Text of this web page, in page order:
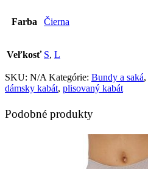
Farba Čierna
Veľkosť S, L
SKU: N/A Kategórie: Bundy a saká,
dámsky kabát, plisovaný kabát
Podobné produkty